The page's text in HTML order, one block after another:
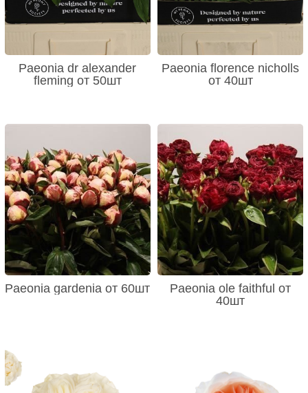
Paeonia dr alexander
fleming от 50шт
Paeonia florence nicholls
от 40шт
Paeonia gardenia от 60шт
Paeonia ole faithful от
40шт